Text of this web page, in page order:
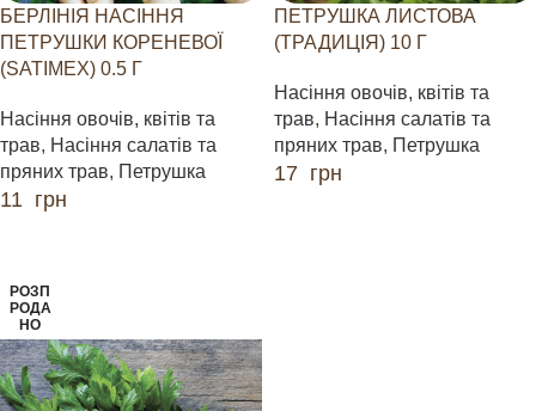
БЕРЛІНІЯ НАСІННЯ
ПЕТРУШКИ КОРЕНЕВОЇ
(SATIMEX) 0.5 Г
Насіння овочів, квітів та
трав, Насіння салатів та
пряних трав, Петрушка
11 грн
ПЕТРУШКА ЛИСТОВА
(ТРАДИЦІЯ) 10 Г
Насіння овочів, квітів та
трав, Насіння салатів та
пряних трав, Петрушка
17 грн
РОЗП
РОДА
НО